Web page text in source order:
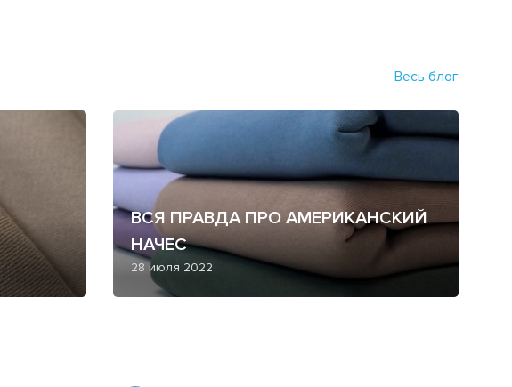
Весь блог
ВСЯ ПРАВДА ПРО АМЕРИКАНСКИЙ
НАЧЕС
28 июля 2022